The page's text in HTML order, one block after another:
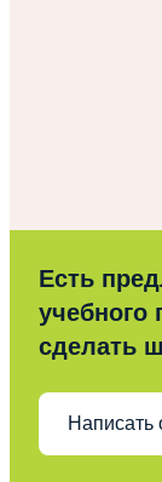
Есть
учебного
сделать
Написать